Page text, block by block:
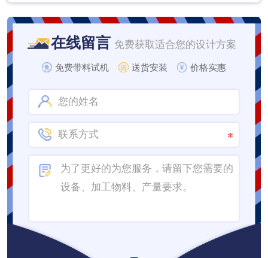
在线留言 免费获取适合您的设计方案
免费带料试机 送货安装 价格实惠